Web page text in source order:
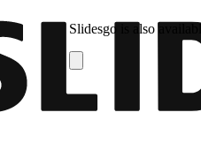
Slidesgo is also